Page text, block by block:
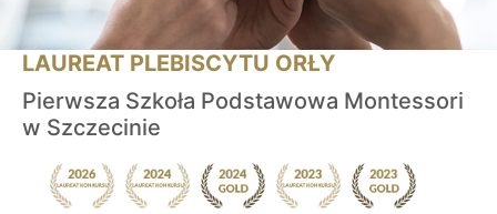
LAUREAT PLEBISCYTU ORŁY
Pierwsza Szkoła Podstawowa Montessori
w Szczecinie